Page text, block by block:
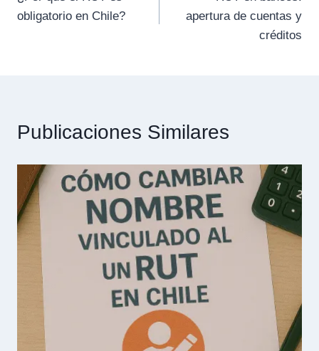
de
obligatorio en Chile?
apertura de cuentas y
créditos
Publicaciones Similares